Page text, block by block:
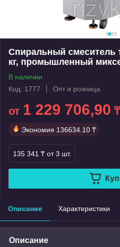
Спиральный смеситель
кг, промышленный
В наличии
Код: 1777
Опт и розница
от 1 229 706,90 ₸
Экономия 136634.10 ₸
135 341 ₸ от 3 шт.
Описание Характеристики
Описание